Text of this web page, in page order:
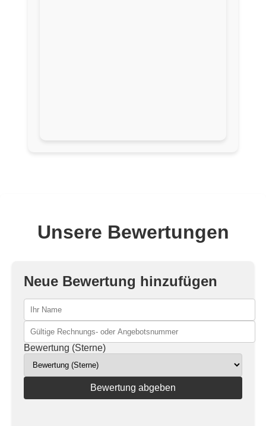
Unsere Bewertungen
Neue Bewertung hinzufügen
Bewertung (Sterne)
Bewertung abgeben